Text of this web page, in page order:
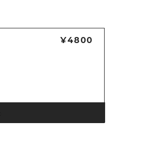
¥4800